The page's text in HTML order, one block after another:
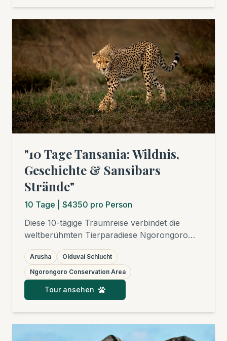
spannende Walking Safari. Anschließend
entspannst Du an den Stränden von Dar es
Salaam. Ein echtes Abenteuer abseits der
ausgetretenen Pfade!
"10 Tage Tansania: Wildnis,
Geschichte & Sansibars
Strände"
10 Tage | $4350 pro Person
Diese 10-tägige Traumreise verbindet die
weltberühmten Tierparadiese Ngorongoro
Krater und Serengeti Nationalpark mit
faszinierenden historischen Stätten wie der
Olduvai-Schlucht und dem UNESCO-
Weltkulturerbe Stone Town auf Sansibar.
Abgerundet wird Ihr Abenteuer durch
Arusha
Olduvai Schlucht
Ngorongoro Conservation Area
Tour ansehen